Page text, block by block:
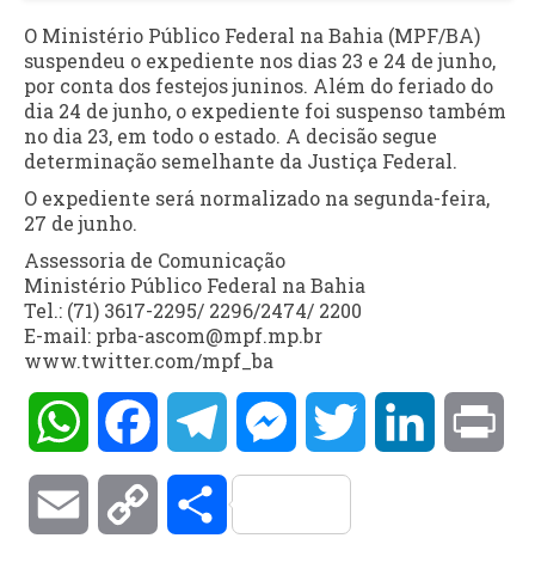
O Ministério Público Federal na Bahia (MPF/BA)
suspendeu o expediente nos dias 23 e 24 de junho,
por conta dos festejos juninos. Além do feriado do
dia 24 de junho, o expediente foi suspenso também
no dia 23, em todo o estado. A decisão segue
determinação semelhante da Justiça Federal.
O expediente será normalizado na segunda-feira,
27 de junho.
Assessoria de Comunicação
Ministério Público Federal na Bahia
Tel.: (71) 3617-2295/ 2296/2474/ 2200
E-mail: prba-ascom@mpf.mp.br
www.twitter.com/mpf_ba
WhatsAppFacebookTelegramMessengerTwitter LinkedIn
Email Copy Compartilhar